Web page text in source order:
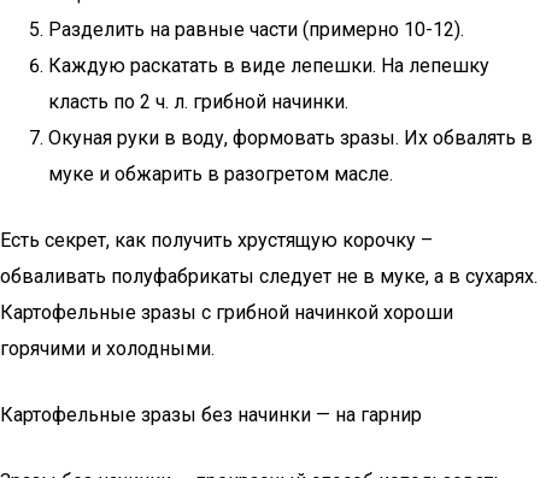
Разделить на равные части (примерно 10-12).
Каждую раскатать в виде лепешки. На лепешку
класть по 2 ч. л. грибной начинки.
Окуная руки в воду, формовать зразы. Их обвалять в
муке и обжарить в разогретом масле.
Есть секрет, как получить хрустящую корочку –
обваливать полуфабрикаты следует не в муке, а в сухарях.
Картофельные зразы с грибной начинкой хороши
горячими и холодными.
Картофельные зразы без начинки — на гарнир